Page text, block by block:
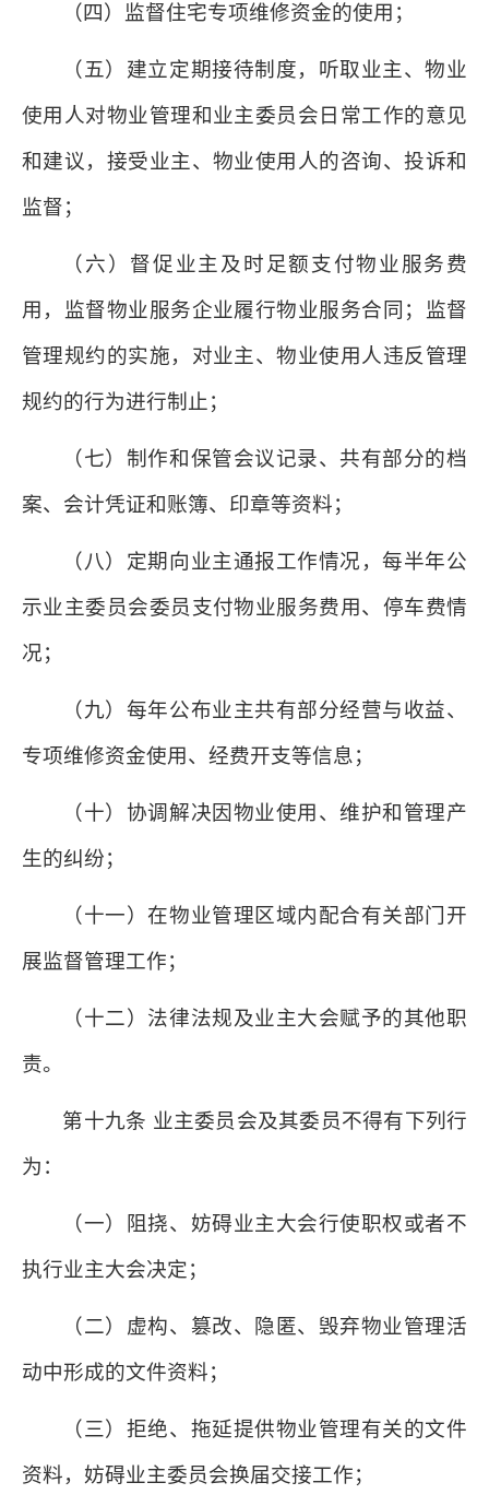
（四）监督住宅专项维修资金的使用；
（五）建立定期接待制度，听取业主、物业
使用人对物业管理和业主委员会日常工作的意见
和建议，接受业主、物业使用人的咨询、投诉和
监督；
（六）督促业主及时足额支付物业服务费
用，监督物业服务企业履行物业服务合同；监督
管理规约的实施，对业主、物业使用人违反管理
规约的行为进行制止；
（七）制作和保管会议记录、共有部分的档
案、会计凭证和账簿、印章等资料；
（八）定期向业主通报工作情况，每半年公
示业主委员会委员支付物业服务费用、停车费情
况；
（九）每年公布业主共有部分经营与收益、
专项维修资金使用、经费开支等信息；
（十）协调解决因物业使用、维护和管理产
生的纠纷；
（十一）在物业管理区域内配合有关部门开
展监督管理工作；
（十二）法律法规及业主大会赋予的其他职
责。
第十九条 业主委员会及其委员不得有下列行
为：
（一）阻挠、妨碍业主大会行使职权或者不
执行业主大会决定；
（二）虚构、篡改、隐匿、毁弃物业管理活
动中形成的文件资料；
（三）拒绝、拖延提供物业管理有关的文件
资料，妨碍业主委员会换届交接工作；